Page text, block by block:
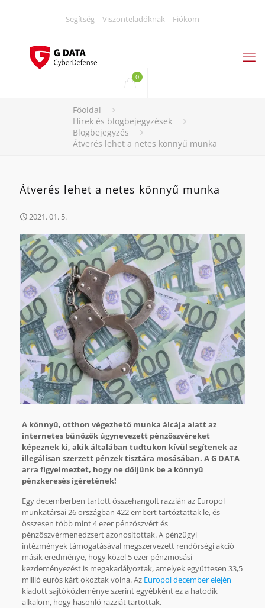
Segítség Viszonteladóknak Fiókom
0
Főoldal
Hírek és blogbejegyzések
Blogbejegyzés
Átverés lehet a netes könnyű munka
Átverés lehet a netes könnyű munka
2021. 01. 5.
A könnyű, otthon végezhető munka álcája alatt az
internetes bűnözők úgynevezett pénzöszvéreket
képeznek ki, akik általában tudtukon kívül segítenek az
illegálisan szerzett pénzek tisztára mosásában. A G DATA
arra figyelmeztet, hogy ne dőljünk be a könnyű
pénzkeresés ígéretének!
Egy decemberben tartott összehangolt razzián az Europol
munkatársai 26 országban 422 embert tartóztattak le, és
összesen több mint 4 ezer pénzöszvért és
pénzöszvérmenedzsert azonosítottak. A pénzügyi
intézmények támogatásával megszervezett rendőrségi akció
másik eredménye, hogy közel 5 ezer pénzmosási
kezdeményezést is megakadályoztak, amelyek együttesen 33,5
millió eurós kárt okoztak volna. Az Europol december elején
kiadott sajtóközleménye szerint egyébként ez a hatodik
alkalom, hogy hasonló razziát tartottak.